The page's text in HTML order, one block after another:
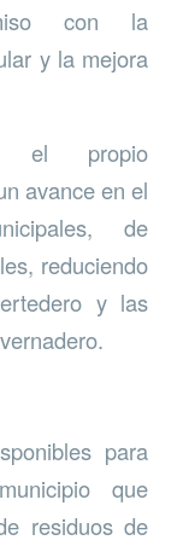
con la
y la mejora
el propio
avance en el
de
reduciendo
y las
para
que
residuos de